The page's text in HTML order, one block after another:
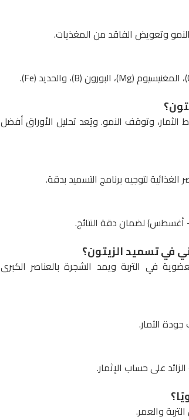
النمو وتعويض الفاقد من المغذيات.
وتوقف النمو. ويُعد تحليل الأوراق أفضل
لتوجيه برنامج التسميد بدقة.
لضمان دقة النتائج.
في التربة ويمد الشجرة بالعناصر الكبرى
جودة الثمار.
على حساب الإثمار.